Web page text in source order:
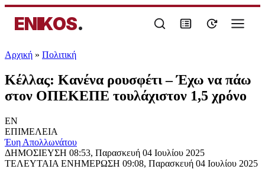
ENIKOS.
Αρχική » Πολιτική
Κέλλας: Κανένα ρουσφέτι – Έχω να πάω
στον ΟΠΕΚΕΠΕ τουλάχιστον 1,5 χρόνο
EN
ΕΠΙΜΕΛΕΙΑ
Έυη Απολλωνάτου
ΔΗΜΟΣΙΕΥΣΗ 08:53, Παρασκευή 04 Ιουλίου 2025
ΤΕΛΕΥΤΑΙΑ ΕΝΗΜΕΡΩΣΗ 09:08, Παρασκευή 04 Ιουλίου 2025